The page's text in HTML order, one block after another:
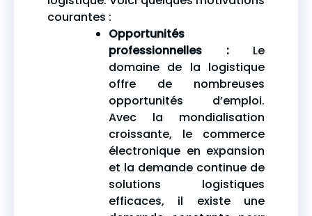
courantes :
Opportunités
professionnelles :Le
domaine de la logistique
offre de nombreuses
opportunités d’emploi.
Avec la mondialisation
croissante, le commerce
électronique en expansion
et la demande continue de
solutions logistiques
efficaces, il existe une